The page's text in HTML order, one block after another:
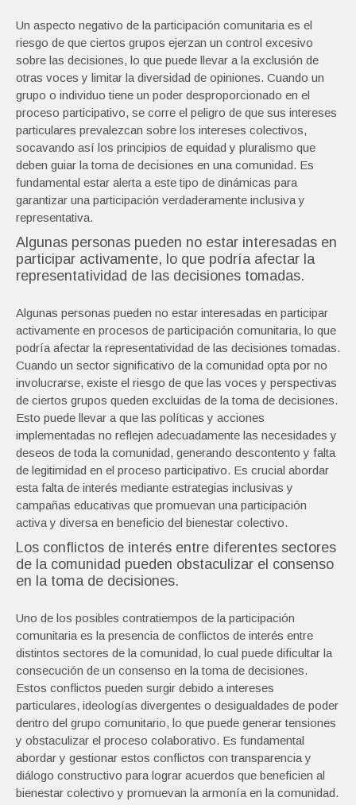
Un aspecto negativo de la participación comunitaria es el
riesgo de que ciertos grupos ejerzan un control excesivo
sobre las decisiones, lo que puede llevar a la exclusión de
otras voces y limitar la diversidad de opiniones. Cuando un
grupo o individuo tiene un poder desproporcionado en el
proceso participativo, se corre el peligro de que sus intereses
particulares prevalezcan sobre los intereses colectivos,
socavando así los principios de equidad y pluralismo que
deben guiar la toma de decisiones en una comunidad. Es
fundamental estar alerta a este tipo de dinámicas para
garantizar una participación verdaderamente inclusiva y
representativa.
Algunas personas pueden no estar interesadas en
participar activamente, lo que podría afectar la
representatividad de las decisiones tomadas.
Algunas personas pueden no estar interesadas en participar
activamente en procesos de participación comunitaria, lo que
podría afectar la representatividad de las decisiones tomadas.
Cuando un sector significativo de la comunidad opta por no
involucrarse, existe el riesgo de que las voces y perspectivas
de ciertos grupos queden excluidas de la toma de decisiones.
Esto puede llevar a que las políticas y acciones
implementadas no reflejen adecuadamente las necesidades y
deseos de toda la comunidad, generando descontento y falta
de legitimidad en el proceso participativo. Es crucial abordar
esta falta de interés mediante estrategias inclusivas y
campañas educativas que promuevan una participación
activa y diversa en beneficio del bienestar colectivo.
Los conflictos de interés entre diferentes sectores
de la comunidad pueden obstaculizar el consenso
en la toma de decisiones.
Uno de los posibles contratiempos de la participación
comunitaria es la presencia de conflictos de interés entre
distintos sectores de la comunidad, lo cual puede dificultar la
consecución de un consenso en la toma de decisiones.
Estos conflictos pueden surgir debido a intereses
particulares, ideologías divergentes o desigualdades de poder
dentro del grupo comunitario, lo que puede generar tensiones
y obstaculizar el proceso colaborativo. Es fundamental
abordar y gestionar estos conflictos con transparencia y
diálogo constructivo para lograr acuerdos que beneficien al
bienestar colectivo y promuevan la armonía en la comunidad.